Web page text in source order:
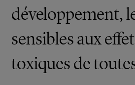
développement,
sensibles aux
toxiques de